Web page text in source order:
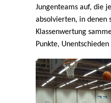
Jungenteams auf, die
absolvierten, in denen
Klassenwertung
Punkte, Unentschieden